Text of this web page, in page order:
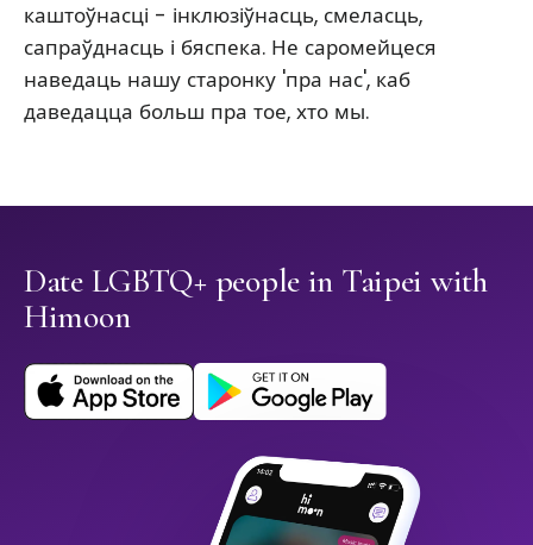
каштоўнасці - інклюзіўнасць, смеласць,
сапраўднасць і бяспека. Не саромейцеся
наведаць нашу старонку 'пра нас', каб
даведацца больш пра тое, хто мы.
Date LGBTQ+ people in Taipei with
Himoon